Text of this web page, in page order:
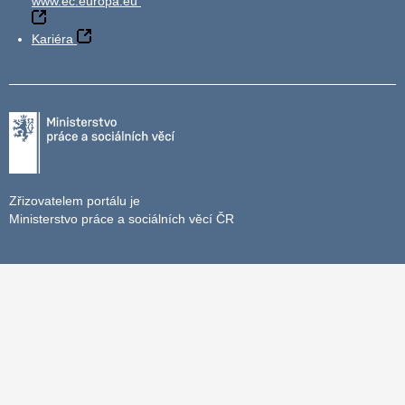
Kariéra
Zřizovatelem portálu je
Ministerstvo práce a sociálních věcí ČR